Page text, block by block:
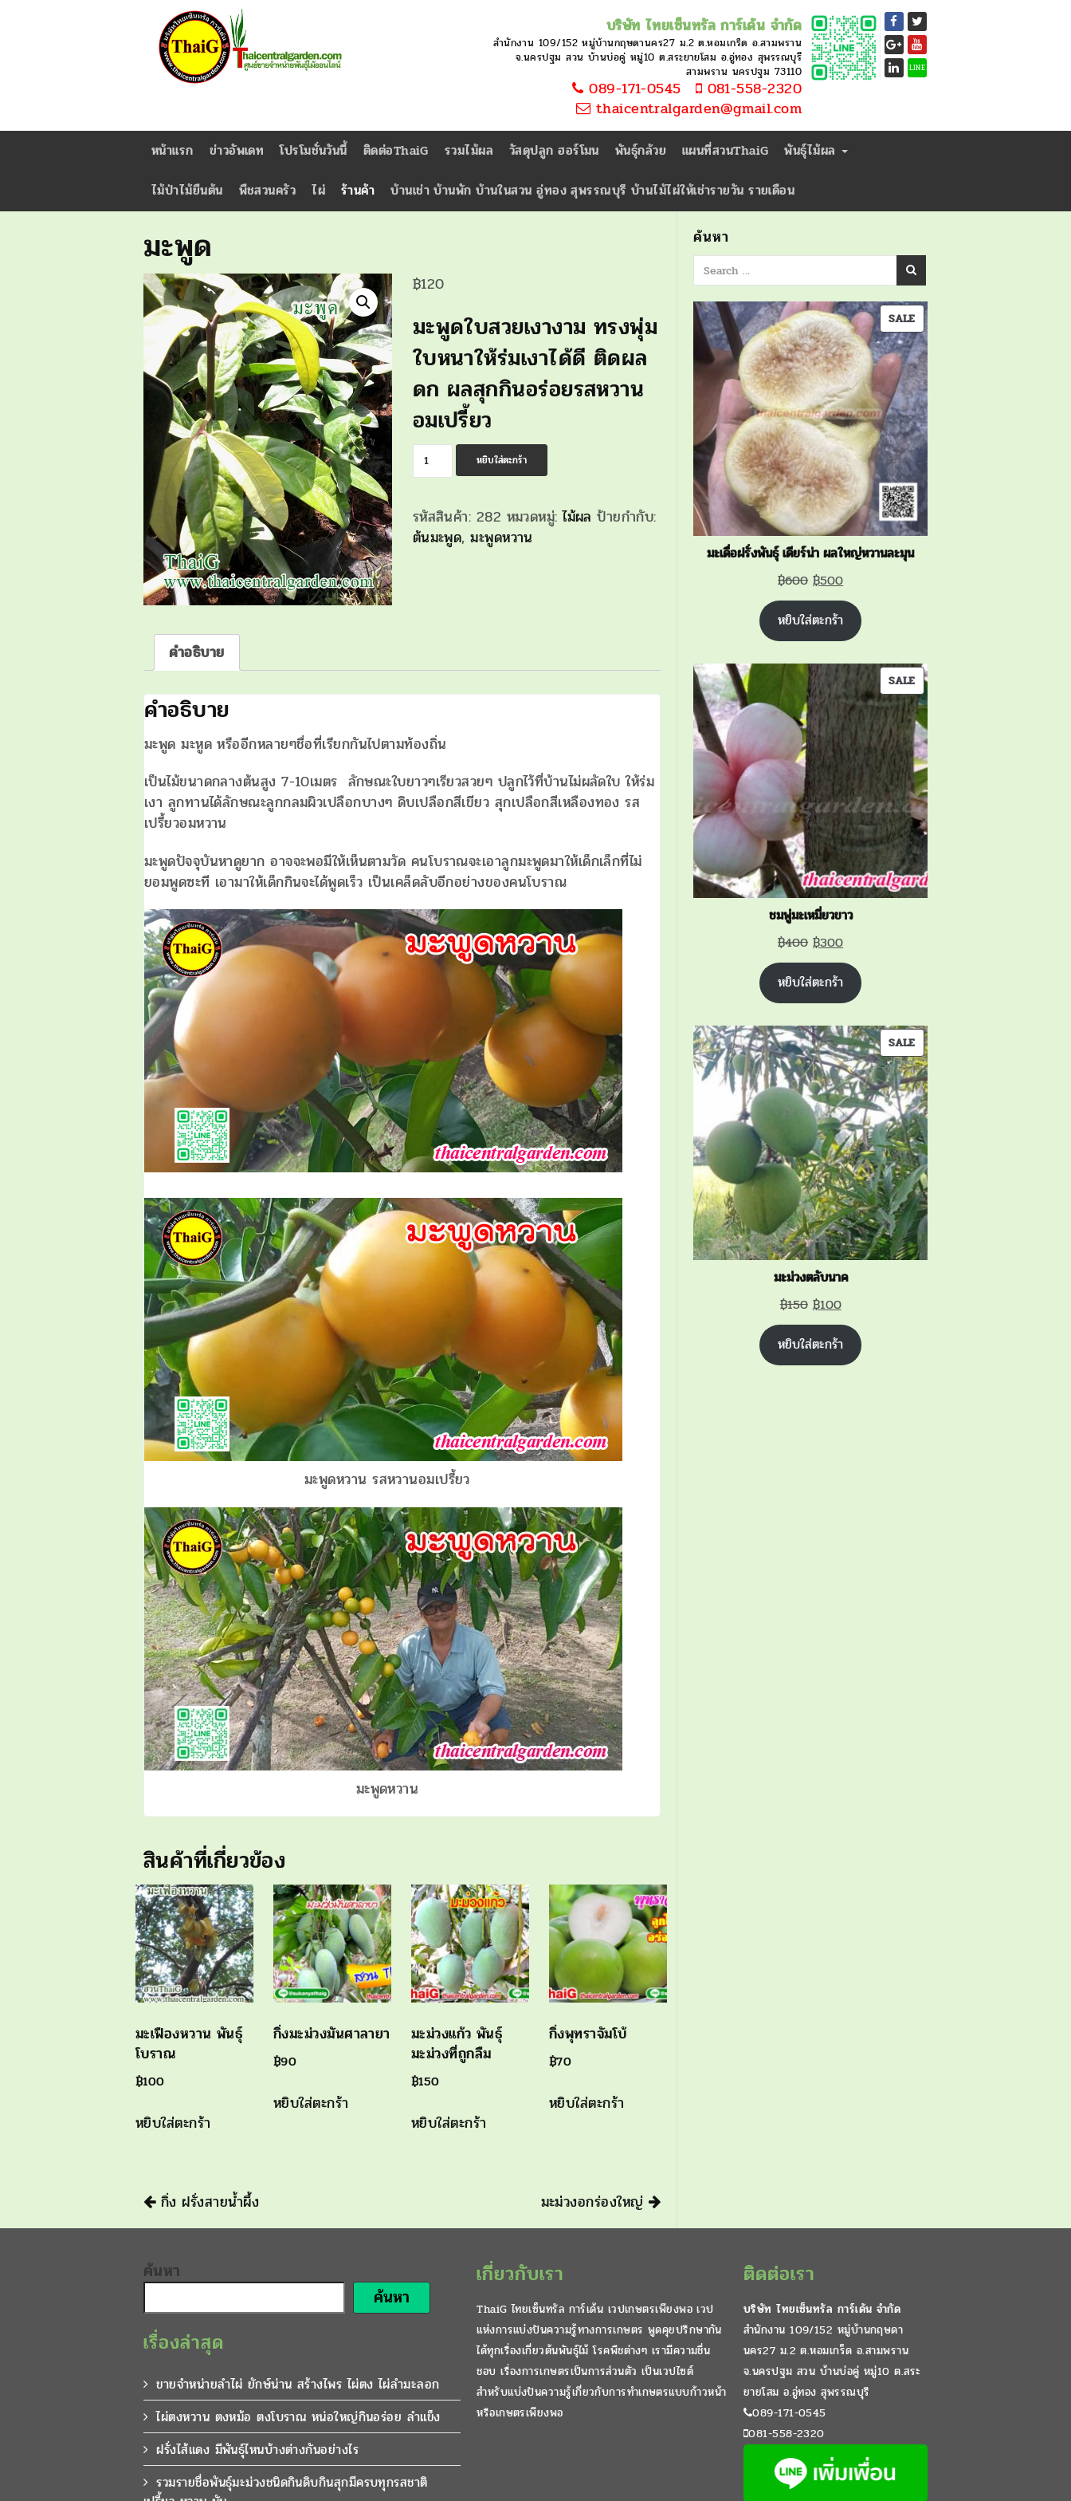
บริษัท ไทยเซ็นทรัล การ์เด้น จำกัด
สำนักงาน 109/152 หมู่บ้านกฤษดานคร27 ม.2 ต.หอมเกร็ด อ.สามพราน
จ.นครปฐม สวน บ้านบ่อคู่ หมู่10 ต.สระยายโสม อ.อู่ทอง สุพรรณบุรี
สามพราน นครปฐม 73110
089-171-0545
081-558-2320
thaicentralgarden@gmail.com
LINE
หน้าแรก ข่าวอัพเดท โปรโมชั่นวันนี้ ติดต่อThaiG รวมไม้ผล วัสดุปลูก ฮอร์โมน พันธุ์กล้วย แผนที่สวนThaiG
พันธุ์ไม้ผล
ไม้ป่าไม้ยืนต้น
พืชสวนครัว ไผ่ ร้านค้า บ้านเช่า บ้านพัก บ้านในสวน อู่ทอง สุพรรณบุรี บ้านไม้ไผ่ให้เช่ารายวัน รายเดือน
มะพูด
฿120
มะพูดใบสวยเงางาม ทรงพุ่ม
ใบหนาให้ร่มเงาได้ดี ติดผล
ดก ผลสุกกินอร่อยรสหวาน
อมเปรี้ยว
มะพูด
หยิบใส่ตะกร้า
รหัสสินค้า: 282 หมวดหมู่:ไม้ผล ป้ายกำกับ:
ต้นมะพูด,มะพูดหวาน
คำอธิบาย
คำอธิบาย
มะพูด มะหูด หรืออีกหลายๆชื่อที่เรียกกันไปตามท้องถิ่น
เป็นไม้ขนาดกลางต้นสูง 7-10เมตร ลักษณะใบยาวๆเรียวสวยๆ ปลูกไว้ที่บ้านไม่ผลัดใบ ให้ร่ม
เงา ลูกทานได้ลักษณะลูกกลมผิวเปลือกบางๆ ดิบเปลือกสีเขียว สุกเปลือกสีเหลืองทอง รส
เปรี้ยวอมหวาน
มะพูดปัจจุบันหาดูยาก อาจจะพอมีให้เห็นตามวัด คนโบราณจะเอาลูกมะพูดมาให้เด็กเล็กที่ไม่
ยอมพูดซะที เอามาให้เด็กกินจะได้พูดเร็ว เป็นเคล็ดลับอีกอย่างของคนโบราณ
มะพูดหวาน รสหวานอมเปรี้ยว
มะพูดหวาน
สินค้าที่เกี่ยวข้อง
มะเฟืองหวาน พันธุ์
โบราณ
฿100
หยิบใส่ตะกร้า
กิ่งมะม่วงมันศาลายา
฿90
หยิบใส่ตะกร้า
มะม่วงแก้ว พันธุ์
มะม่วงที่ถูกลืม
฿150
หยิบใส่ตะกร้า
กิ่งพุทราจัมโบ้
฿70
หยิบใส่ตะกร้า
นำทาง
กิ่ง ฝรั่งสายน้ำผึ้ง มะม่วงอกร่องใหญ่
ค้นหา
SALEPRODUCT
ON
SALE
มะเดื่อฝรั่งพันธุ์ เดียร์น่า ผลใหญ่หวานละมุน
฿600 Original
price
was:
฿600.
฿500Current
price
is:
฿500.
หยิบใส่ตะกร้า
SALEPRODUCT
ON
SALE
ชมพู่มะเหมี่ยวขาว
฿400 Original
price
was:
฿400.
฿300Current
price
is:
฿300.
หยิบใส่ตะกร้า
SALEPRODUCT
ON
SALE
มะม่วงตลับนาค
฿150 Original
price
was:
฿150.
฿100Current
price
is:
฿100.
หยิบใส่ตะกร้า
ค้นหา
ค้นหา
เรื่องล่าสุด
ขายจำหน่ายลำไผ่ ยักษ์น่าน สร้างไพร ไผ่ตง ไผ่ลำมะลอก
ไผ่ตงหวาน ตงหม้อ ตงโบราณ หน่อใหญ่กินอร่อย ลำแข็ง
ฝรั่งไส้แดง มีพันธุ์ไหนบ้างต่างกันอย่างไร
รวมรายชื่อพันธุ์มะม่วงชนิดกินดิบกินสุกมีครบทุกรสชาติ
เกี่ยวกับเรา
ThaiG ไทยเซ็นทรัล การ์เด้น เวปเกษตรเพียงพอ เวป
แห่งการแบ่งปันความรู้ทางการเกษตร พูดคุยปรึกษากัน
ได้ทุกเรื่องเกี่ยวต้นพันธุ์ไม้ โรคพืชต่างๆ เรามีความชื่น
ชอบ เรื่องการเกษตรเป็นการส่วนตัว เป็นเวปไซต์
สำหรับแบ่งปันความรู้เกี่ยวกับการทำเกษตรแบบก้าวหน้า
หรือเกษตรเพียงพอ
ติดต่อเรา
บริษัท ไทยเซ็นทรัล การ์เด้น จำกัด
สำนักงาน 109/152 หมู่บ้านกฤษดา
นคร27 ม.2 ต.หอมเกร็ด อ.สามพราน
จ.นครปฐม สวน บ้านบ่อคู่ หมู่10 ต.สระ
ยายโสม อ.อู่ทอง สุพรรณบุรี
089-171-0545
081-558-2320